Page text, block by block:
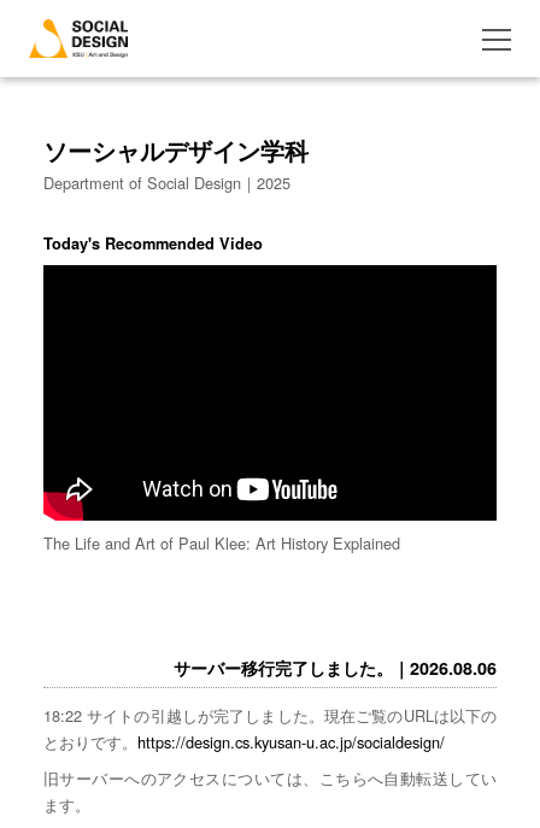
ソーシャルデザイン学科
Department of Social Design｜2025
Today's Recommended Video
The Life and Art of Paul Klee: Art History Explained
サーバー移行完了しました。｜2026.08.06
18:22 サイトの引越しが完了しました。現在ご覧のURLは以下の
とおりです。 https://design.cs.kyusan-u.ac.jp/socialdesign/
旧サーバーへのアクセスについては、こちらへ自動転送してい
ます。